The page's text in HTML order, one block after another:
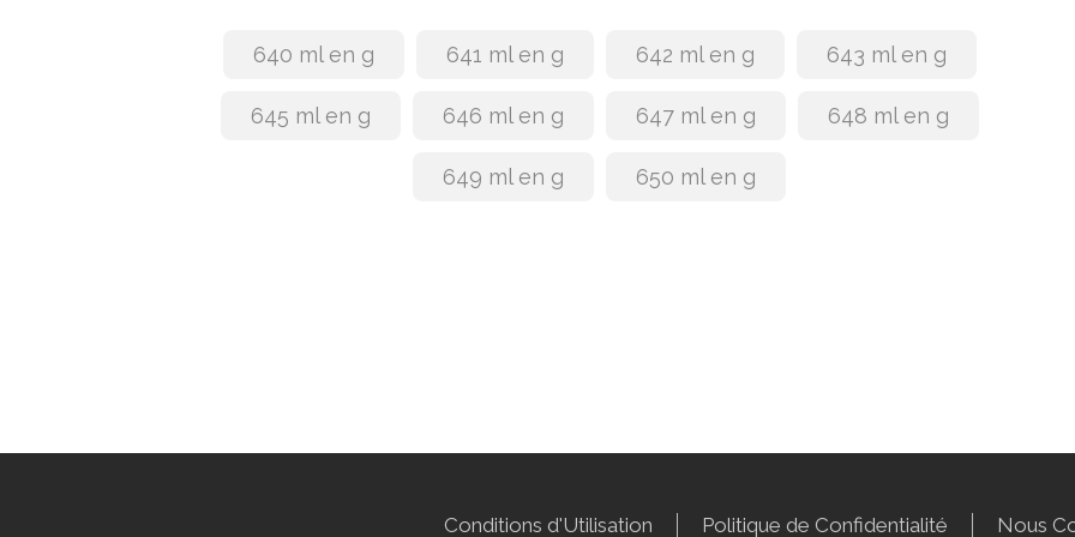
640 ml en g 641 ml en g 642 ml en g 643 ml en g
645 ml en g 646 ml en g 647 ml en g 648 ml en g
649 ml en g 650 ml en g
Conditions d'Utilisation Politique de Confidentialité Nous